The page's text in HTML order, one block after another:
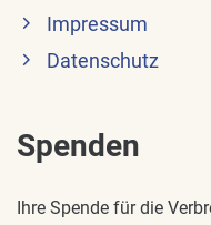
Impressum
Datenschutz
Spenden
Ihre Spende für die